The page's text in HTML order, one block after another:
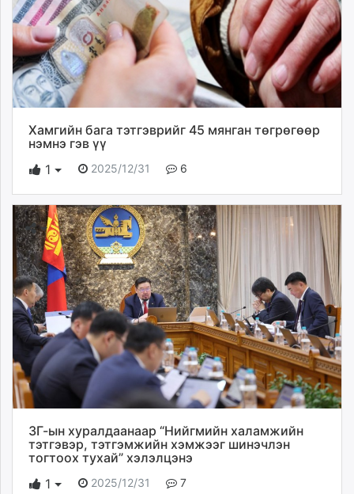
Хамгийн бага тэтгэврийг 45 мянган төгрөгөөр
нэмнэ гэв үү
1
2025/12/31 6
ЗГ-ын хуралдаанаар “Нийгмийн халамжийн
тэтгэвэр, тэтгэмжийн хэмжээг шинэчлэн
тогтоох тухай” хэлэлцэнэ
1
2025/12/31 7